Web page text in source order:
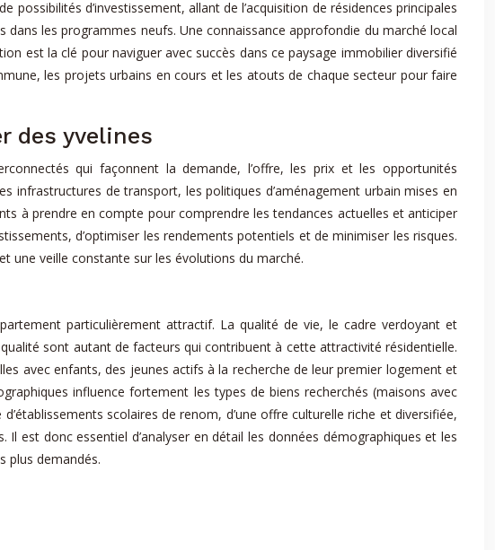
d’investissement, allant de l’acquisition de résidences principales
les programmes neufs. Une connaissance approfondie du marché local
est la clé pour naviguer avec succès dans ce paysage immobilier diversifié
les projets urbains en cours et les atouts de chaque secteur pour faire
des yvelines
qui façonnent la demande, l’offre, les prix et les opportunités
infrastructures de transport, les politiques d’aménagement urbain mises en
à prendre en compte pour comprendre les tendances actuelles et anticiper
d’optimiser les rendements potentiels et de minimiser les risques.
une veille constante sur les évolutions du marché.
particulièrement attractif. La qualité de vie, le cadre verdoyant et
sont autant de facteurs qui contribuent à cette attractivité résidentielle.
avec enfants, des jeunes actifs à la recherche de leur premier logement et
influence fortement les types de biens recherchés (maisons avec
scolaires de renom, d’une offre culturelle riche et diversifiée,
est donc essentiel d’analyser en détail les données démographiques et les
plus demandés.